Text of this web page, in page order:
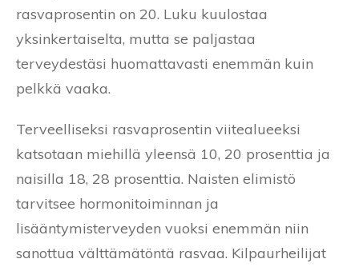
rasvaprosentin on 20. Luku kuulostaa
yksinkertaiselta, mutta se paljastaa
terveydestäsi huomattavasti enemmän kuin
pelkkä vaaka.
Terveelliseksi rasvaprosentin viitealueeksi
katsotaan miehillä yleensä 10, 20 prosenttia ja
naisilla 18, 28 prosenttia. Naisten elimistö
tarvitsee hormonitoiminnan ja
lisääntymisterveyden vuoksi enemmän niin
sanottua välttämätöntä rasvaa. Kilpaurheilijat